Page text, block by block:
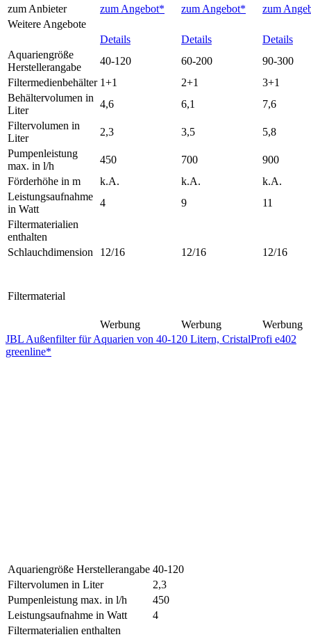
zum Anbieter
zum Angebot* zum Angebot*
zum
Weitere Angebote
Details
Details
Details
Aquariengröße
Herstellerangabe
40-120 60-200
90-300
Filtermedienbehälter 1+1 2+1
3+1
Behältervolumen in
Liter
4,6 6,1
7,6
Filtervolumen in
Liter
2,3 3,5
5,8
Pumpenleistung
max. in l/h
450 700
900
Förderhöhe in m
k.A. k.A.
k.A.
Leistungsaufnahme
in Watt
4 9
11
Filtermaterialien
enthalten
Schlauchdimension
12/16 12/16 12/16
Filtermaterial
Werbung Werbung
Werbung
JBL Außenfilter für Aquarien von 40-120 Litern, CristalProfi e402
greenline*
Aquariengröße Herstellerangabe 40-120
Filtervolumen in Liter
2,3
Pumpenleistung max. in l/h
450
Leistungsaufnahme in Watt
4
Filtermaterialien enthalten